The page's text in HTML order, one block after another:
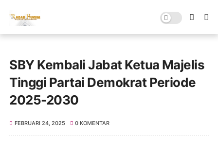
SBY Kembali Jabat Ketua Majelis
Tinggi Partai Demokrat Periode
2025-2030
FEBRUARI 24, 2025 0 KOMENTAR